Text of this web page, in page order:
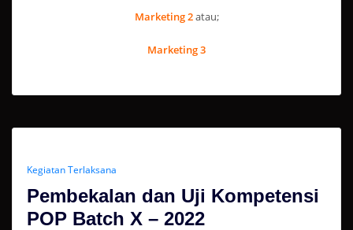
Marketing 2atau;
Marketing 3
Kegiatan Terlaksana
Pembekalan dan Uji Kompetensi
POP Batch X – 2022